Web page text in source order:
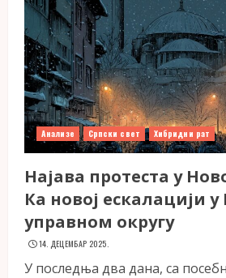
Анализе Српски свет Хибридни рат
Најава протеста у
Ка новој ескалацији
управном округу
14. ДЕЦЕМБАР 2025.
У последња два дана, са